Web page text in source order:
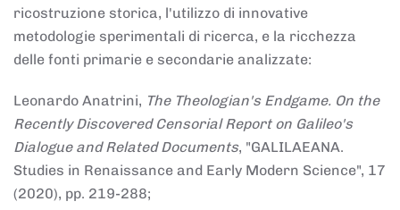
ricostruzione storica, l'utilizzo di innovative
metodologie sperimentali di ricerca, e la ricchezza
delle fonti primarie e secondarie analizzate:
Leonardo Anatrini, The Theologian's Endgame. On the
Recently Discovered Censorial Report on Galileo's
Dialogue and Related Documents, "GALILAEANA.
Studies in Renaissance and Early Modern Science", 17
(2020), pp. 219-288;